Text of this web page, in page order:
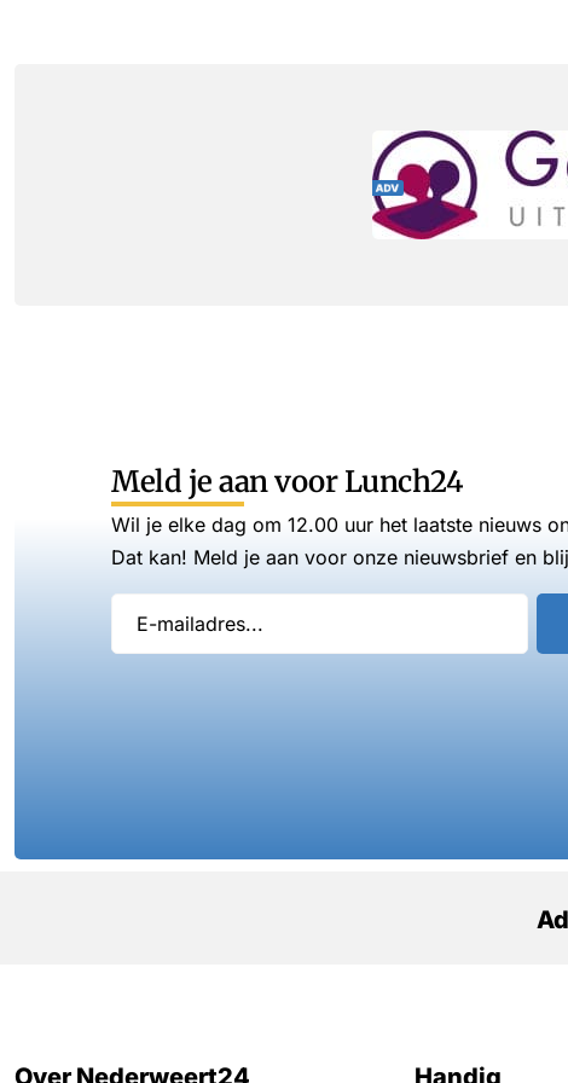
Meld je aan voor Lunch24
Wil je elke dag om 12.00 uur het laatste nieuws
Dat kan! Meld je aan voor onze nieuwsbrief en
Over Nederweert24 Handig